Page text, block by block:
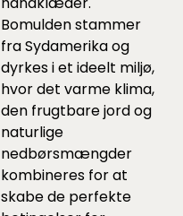
Bomulden stammer
fra Sydamerika og
dyrkes i et ideelt miljø,
hvor det varme klima,
den frugtbare jord og
naturlige
nedbørsmængder
kombineres for at
skabe de perfekte